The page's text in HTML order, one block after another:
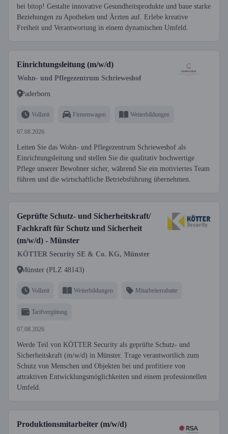
bei bitop! Gestalte innovative Gesundheitsprodukte und baue starke
Beziehungen zu Apotheken und Ärzten auf. Erlebe kreative
Freiheit und Verantwortung in einem dynamischen Umfeld.
Einrichtungsleitung (m/w/d)
Wohn- und Pflegezentrum Schrieweshof
Paderborn
Vollzeit Firmenwagen Weiterbildungen
07.08.2026
Leiten Sie das Wohn- und Pflegezentrum Schrieweshof als
Einrichtungsleitung und stellen Sie die qualitativ hochwertige
Pflege unserer Bewohner sicher, während Sie ein motiviertes Team
führen und die wirtschaftliche Betriebsführung übernehmen.
Geprüfte Schutz- und Sicherheitskraft/
Fachkraft für Schutz und Sicherheit
(m/w/d) - Münster
KÖTTER Security SE & Co. KG, Münster
Münster (PLZ 48143)
Vollzeit Weiterbildungen Mitarbeiterrabatte
Tarifvergütung
07.08.2026
Werde Teil von KÖTTER Security als geprüfte Schutz- und
Sicherheitskraft (m/w/d) in Münster. Trage verantwortlich zum
Schutz von Menschen und Objekten bei und profitiere von
attraktiven Entwicklungsmöglichkeiten und einem professionellen
Umfeld.
Produktionsmitarbeiter (m/w/d)